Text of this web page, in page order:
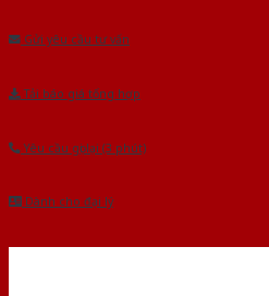
Gửi yêu cầu tư vấn
Tải báo giá tổng hợp
Yêu cầu gọi lại (3 phút)
Dành cho đại lý